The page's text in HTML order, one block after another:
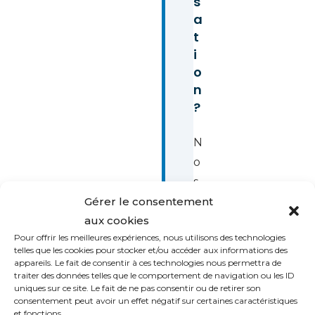
Gérer le consentement
aux cookies
Pour offrir les meilleures expériences, nous utilisons des technologies
telles que les cookies pour stocker et/ou accéder aux informations des
appareils. Le fait de consentir à ces technologies nous permettra de
traiter des données telles que le comportement de navigation ou les ID
uniques sur ce site. Le fait de ne pas consentir ou de retirer son
consentement peut avoir un effet négatif sur certaines caractéristiques
a
t
i
o
n
?
N
o
s
e
p
e
r
t